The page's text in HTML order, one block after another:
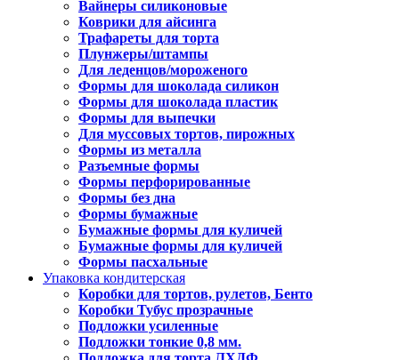
Вайнеры силиконовые
Коврики для айсинга
Трафареты для торта
Плунжеры/штампы
Для леденцов/мороженого
Формы для шоколада силикон
Формы для шоколада пластик
Формы для выпечки
Для муссовых тортов, пирожных
Формы из металла
Разъемные формы
Формы перфорированные
Формы без дна
Формы бумажные
Бумажные формы для куличей
Бумажные формы для куличей
Формы пасхальные
Упаковка кондитерская
Коробки для тортов, рулетов, Бенто
Коробки Тубус прозрачные
Подложки усиленные
Подложки тонкие 0,8 мм.